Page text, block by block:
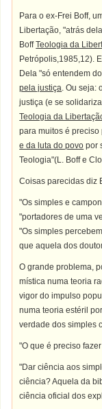
Para o ex-Frei Boff,
Libertação, "atrás
BoffTeologia da
Petrópolis,1985,12).
Dela "só entendem
pela justiça. Ou seja:
justiça (e se
Teologia da
para muitos é preciso
e da luta do povo por
Teologia"(L. Boff e
Coisas parecidas diz
"Os simples e
"portadores de uma
"Os simples
que aquela dos
O grande problema,
mística numa teoria
vigor do impulso
numa teoria estéril
verdade dos simples
"O que é preciso
"Dar ciência aos
ciência? Aquela da
ciência oficial dos